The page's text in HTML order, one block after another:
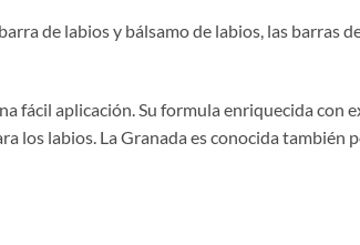
de labios y bálsamo de labios, las barras
fácil aplicación. Su formula enriquecida con
los labios. La Granada es conocida también